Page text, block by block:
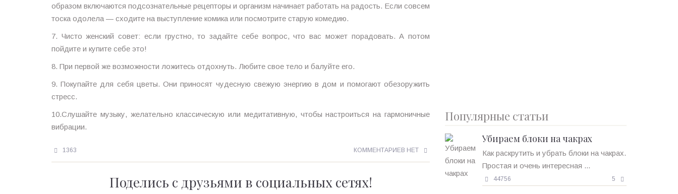
образом включаются подсознательные рецепторы и организм начинает работать на радость. Если совсем
тоска одолела — сходите на выступление комика или посмотрите старую комедию.
7. Чисто женский совет: если грустно, то задайте себе вопрос, что вас может порадовать. А потом
пойдите и купите себе это!
8. При первой же возможности ложитесь отдохнуть. Любите свое тело и балуйте его.
9. Покупайте для себя цветы. Они приносят чудесную свежую энергию в дом и помогают обезоружить
стресс.
10.Слушайте музыку, желательно классическую или медитативную, чтобы настроиться на гармоничные
вибрации.
1363 КОММЕНТАРИЕВ НЕТ
Поделись с друзьями в социальных сетях!
Популярные статьи
Убираем блоки на чакрах
Как раскрутить и убрать блоки на чакрах.
Простая и очень интересная ...
44756 5